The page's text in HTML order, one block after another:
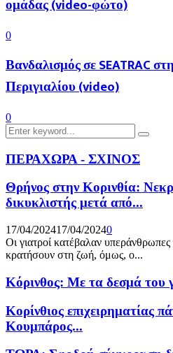
ομάδας (video-φώτο)
0
Βανδαλισμός σε SEATRAC
Περιγιαλίου (video)
0
Search
for:
Search
ΠΕΡΑΧΩΡΑ - ΣΧΙΝΟΣ
Θρήνος στην Κορινθία:
δικυκλιστής μετά από...
17/04/202417/04/20240
Οι γιατροί κατέβαλαν υπεράνθρωπες
κρατήσουν στη ζωή, όμως, ο...
Κόρινθος: Με τα δεσμά του
Κορίνθιος επιχειρηματίας
Κουμπάρος...